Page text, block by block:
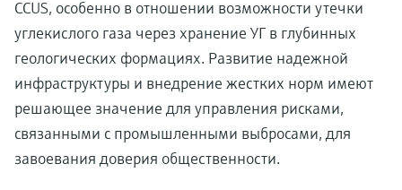
CCUS, особенно в отношении возможности утечки
углекислого газа через хранение УГ в глубинных
геологических формациях. Развитие надежной
инфраструктуры и внедрение жестких норм имеют
решающее значение для управления рисками,
связанными с промышленными выбросами, для
завоевания доверия общественности.